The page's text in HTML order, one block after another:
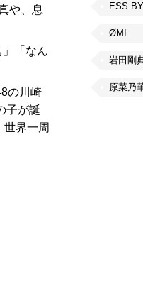
や、息
「なん
の川崎
子が誕
世界一周
ESS BY
ØMI
岩田剛
原菜乃